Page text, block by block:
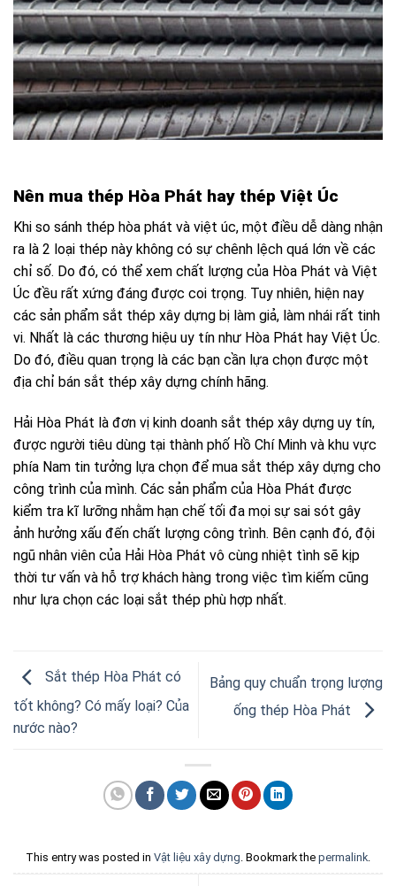
Nên mua thép Hòa Phát hay thép Việt Úc
Khi so sánh thép hòa phát và việt úc, một điều dễ dàng nhận
ra là 2 loại thép này không có sự chênh lệch quá lớn về các
chỉ số. Do đó, có thể xem chất lượng của Hòa Phát và Việt
Úc đều rất xứng đáng được coi trọng. Tuy nhiên, hiện nay
các sản phẩm sắt thép xây dựng bị làm giả, làm nhái rất tinh
vi. Nhất là các thương hiệu uy tín như Hòa Phát hay Việt Úc.
Do đó, điều quan trọng là các bạn cần lựa chọn được một
địa chỉ bán sắt thép xây dựng chính hãng.
Hải Hòa Phát là đơn vị kinh doanh sắt thép xây dựng uy tín,
được người tiêu dùng tại thành phố Hồ Chí Minh và khu vực
phía Nam tin tưởng lựa chọn để mua sắt thép xây dựng cho
công trình của mình. Các sản phẩm của Hòa Phát được
kiểm tra kĩ lưỡng nhằm hạn chế tối đa mọi sự sai sót gây
ảnh hưởng xấu đến chất lượng công trình. Bên cạnh đó, đội
ngũ nhân viên của Hải Hòa Phát vô cùng nhiệt tình sẽ kịp
thời tư vấn và hỗ trợ khách hàng trong việc tìm kiếm cũng
như lựa chọn các loại sắt thép phù hợp nhất.
Sắt thép Hòa Phát có
tốt không? Có mấy loại? Của
nước nào?
Bảng quy chuẩn trọng lượng
ống thép Hòa Phát
This entry was posted in Vật liệu xây dựng . Bookmark the permalink